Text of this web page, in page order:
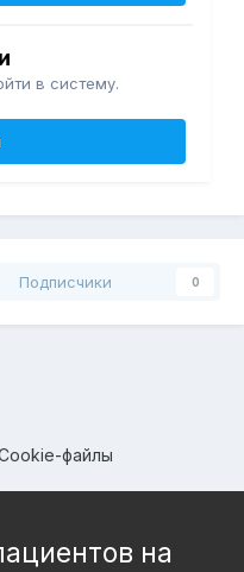
в систему.
Подписчики 0
файлы
на